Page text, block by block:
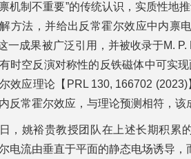
机制不重要”的传统认识，实质性地
方法，并给出反常霍尔效应中内禀
一成果被广泛引用，并被收录于M.
时空反演对称性的反铁磁体中可实
效应理论【PRL 130, 166702
反常霍尔效应，与理论预测相符，该
，姚裕贵教授团队在上述长期积
电流由垂直于平面的静态电场诱导，